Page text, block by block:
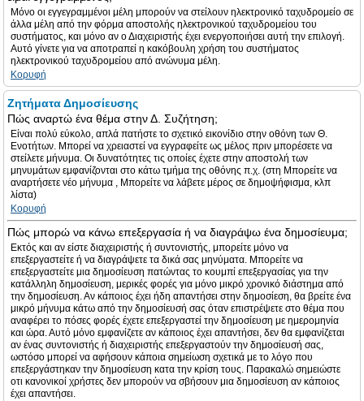
Μόνο οι εγγεγραμμένοι μέλη μπορούν να στείλουν ηλεκτρονικό ταχυδρομείο σε
άλλα μέλη από την φόρμα αποστολής ηλεκτρονικού ταχυδρομείου του
συστήματος, και μόνο αν ο Διαχειριστής έχει ενεργοποιήσει αυτή την επιλογή.
Αυτό γίνετε για να αποτραπεί η κακόβουλη χρήση του συστήματος
ηλεκτρονικού ταχυδρομείου από ανώνυμα μέλη.
Κορυφή
Ζητήματα Δημοσίευσης
Πώς αναρτώ ένα θέμα στην Δ. Συζήτηση;
Είναι πολύ εύκολο, απλά πατήστε το σχετικό εικονίδιο στην οθόνη των Θ.
Ενοτήτων. Μπορεί να χρειαστεί να εγγραφείτε ως μέλος πριν μπορέσετε να
στείλετε μήνυμα. Οι δυνατότητες τις οποίες έχετε στην αποστολή των
μηνυμάτων εμφανίζονται στο κάτω τμήμα της οθόνης π.χ. (στη Μπορείτε να
αναρτήσετε νέο μήνυμα , Μπορείτε να λάβετε μέρος σε δημοψήφισμα, κλπ
λίστα)
Κορυφή
Πώς μπορώ να κάνω επεξεργασία ή να διαγράψω ένα δημοσίευμα;
Εκτός και αν είστε διαχειριστής ή συντονιστής, μπορείτε μόνο να
επεξεργαστείτε ή να διαγράψετε τα δικά σας μηνύματα. Μπορείτε να
επεξεργαστείτε μια δημοσίευση πατώντας το κουμπί επεξεργασίας για την
κατάλληλη δημοσίευση, μερικές φορές για μόνο μικρό χρονικό διάστημα από
την δημοσίευση. Αν κάποιος έχει ήδη απαντήσει στην δημοσίεση, θα βρείτε ένα
μικρό μήνυμα κάτω από την δημοσίευσή σας όταν επιστρέψετε στο θέμα που
αναφέρει το πόσες φορές έχετε επεξεργαστεί την δημοσίευση με ημερομηνία
και ώρα. Αυτό μόνο εμφανίζετε αν κάποιος έχει απαντήσει, δεν θα εμφανίζεται
αν ένας συντονιστής ή διαχειριστής επεξεργαστούν την δημοσίευσή σας,
ωστόσο μπορεί να αφήσουν κάποια σημείωση σχετικά με το λόγο που
επεξεργάστηκαν την δημοσίευση κατα την κρίση τους. Παρακαλώ σημειώστε
οτι κανονικοί χρήστες δεν μπορούν να σβήσουν μια δημοσίευση αν κάποιος
έχει απαντήσει.